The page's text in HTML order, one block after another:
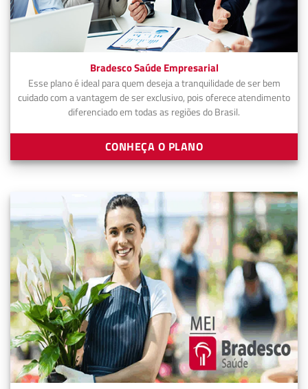
Bradesco Saúde Empresarial
Esse plano é ideal para quem deseja a tranquilidade de ser bem
cuidado com a vantagem de ser exclusivo, pois oferece atendimento
diferenciado em todas as regiões do Brasil.
CONHEÇA O PLANO